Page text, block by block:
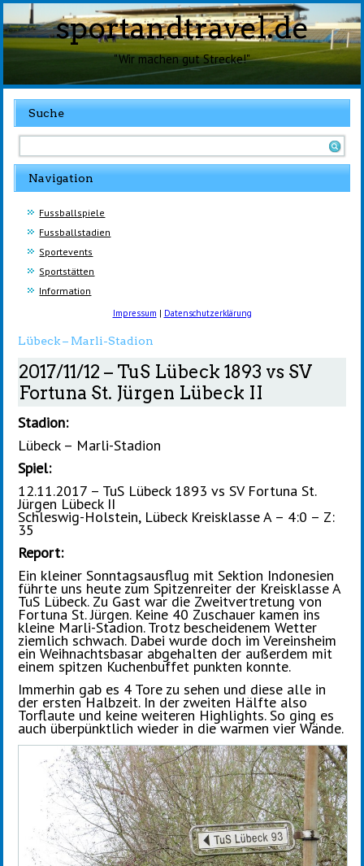
sportandtravel.de
"Wir machen gut Strecke!"
Suche
Navigation
Fussballspiele
Fussballstadien
Sportevents
Sportstätten
Information
Impressum | Datenschutzerklärung
Lübeck – Marli-Stadion
2017/11/12 – TuS Lübeck 1893 vs SV
Fortuna St. Jürgen Lübeck II
Stadion:
Lübeck – Marli-Stadion
Spiel:
12.11.2017 – TuS Lübeck 1893 vs SV Fortuna St.
Jürgen Lübeck II
Schleswig-Holstein, Lübeck Kreisklasse A – 4:0 – Z:
35
Report:
Ein kleiner Sonntagsausflug mit Sektion Indonesien
führte uns heute zum Spitzenreiter der Kreisklasse A
TuS Lübeck. Zu Gast war die Zweitvertretung von
Fortuna St. Jürgen. Keine 40 Zuschauer kamen ins
kleine Marli-Stadion. Trotz bescheidenem Wetter
ziemlich schwach. Dabei wurde doch im Vereinsheim
ein Weihnachtsbasar abgehalten der außerdem mit
einem spitzen Kuchenbuffet punkten konnte.
Immerhin gab es 4 Tore zu sehen und diese alle in
der ersten Halbzeit. In der zweiten Hälfte also
Torflaute und keine weiteren Highlights. So ging es
auch überpünktlich wieder in die warmen vier Wände.